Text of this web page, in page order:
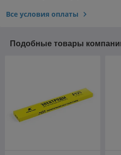
Все условия оплаты
Подобные товары